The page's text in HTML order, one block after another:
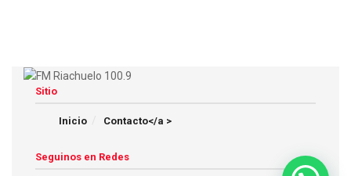
Sitio
Inicio Contacto</a >
Seguinos en Redes